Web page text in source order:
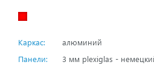
Каркас:
алюминий
Панели:
3 мм plexiglas -